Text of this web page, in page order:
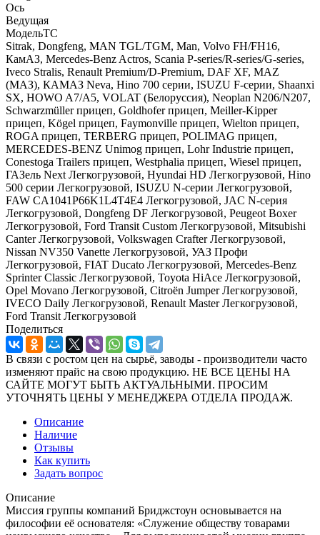
Ось
Ведущая
МодельТС
Sitrak, Dongfeng, MAN TGL/TGM, Man, Volvo FH/FH16,
КамАЗ, Mercedes-Benz Actros, Scania P-series/R-series/G-series,
Iveco Stralis, Renault Premium/D-Premium, DAF XF, MAZ
(МАЗ), КАМАЗ Neva, Hino 700 серии, ISUZU F-серии, Shaanxi
SX, HOWO A7/A5, VOLAT (Белоруссия), Neoplan N206/N207,
Schwarzmüller прицеп, Goldhofer прицеп, Meiller-Kipper
прицеп, Kögel прицеп, Faymonville прицеп, Wielton прицеп,
ROGA прицеп, TERBERG прицеп, POLIMAG прицеп,
MERCEDES-BENZ Unimog прицеп, Lohr Industrie прицеп,
Conestoga Trailers прицеп, Westphalia прицеп, Wiesel прицеп,
ГАЗель Next Легкогрузовой, Hyundai HD Легкогрузовой, Hino
500 серии Легкогрузовой, ISUZU N-серии Легкогрузовой,
FAW CA1041P66K1L4T4E4 Легкогрузовой, JAC N-серия
Легкогрузовой, Dongfeng DF Легкогрузовой, Peugeot Boxer
Легкогрузовой, Ford Transit Custom Легкогрузовой, Mitsubishi
Canter Легкогрузовой, Volkswagen Crafter Легкогрузовой,
Nissan NV350 Vanette Легкогрузовой, УАЗ Профи
Легкогрузовой, FIAT Ducato Легкогрузовой, Mercedes-Benz
Sprinter Classic Легкогрузовой, Toyota HiAce Легкогрузовой,
Opel Movano Легкогрузовой, Citroën Jumper Легкогрузовой,
IVECO Daily Легкогрузовой, Renault Master Легкогрузовой,
Ford Transit Легкогрузовой
Поделиться
В связи с ростом цен на сырьё, заводы - производители часто
изменяют прайс на свою продукцию. НЕ ВСЕ ЦЕНЫ НА
САЙТЕ МОГУТ БЫТЬ АКТУАЛЬНЫМИ. ПРОСИМ
УТОЧНЯТЬ ЦЕНЫ У МЕНЕДЖЕРА ОТДЕЛА ПРОДАЖ.
Описание
Наличие
Отзывы
Как купить
Задать вопрос
Описание
Миссия группы компаний Бриджстоун основывается на
философии её основателя: «Служение обществу товарами